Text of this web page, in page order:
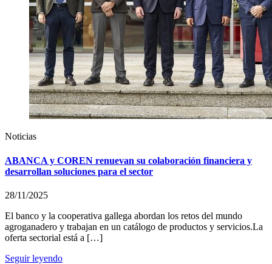
Noticias
ABANCA y COREN renuevan su colaboración financiera y
desarrollan soluciones para el sector
28/11/2025
El banco y la cooperativa gallega abordan los retos del mundo
agroganadero y trabajan en un catálogo de productos y servicios.La
oferta sectorial está a […]
Seguir leyendo